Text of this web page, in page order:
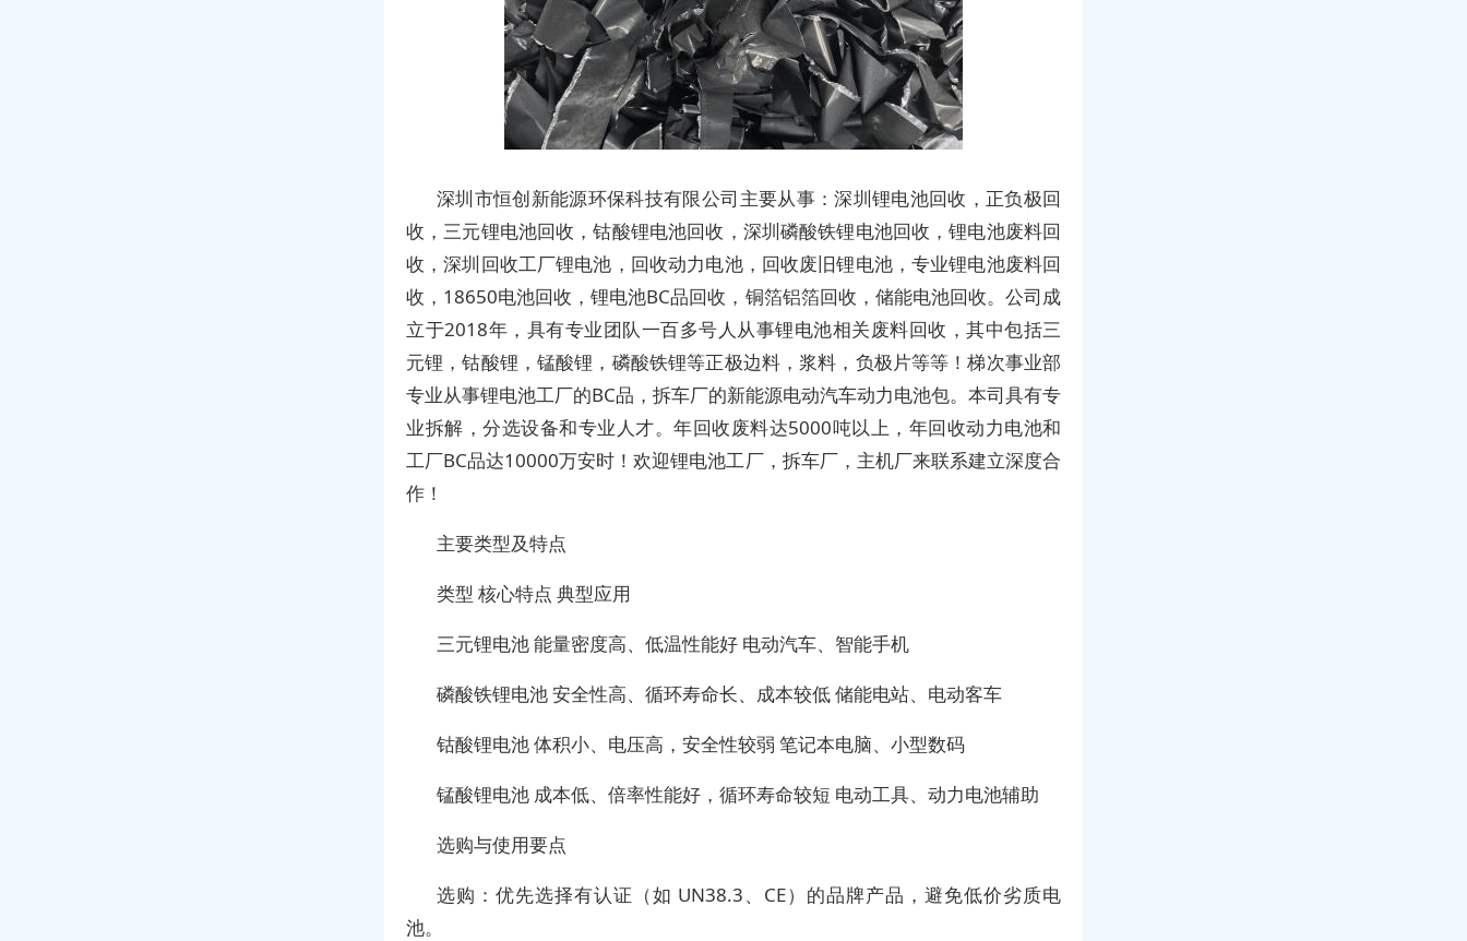
深圳市恒创新能源环保科技有限公司主要从事：深圳锂电池回收，正负极回
收，三元锂电池回收，钴酸锂电池回收，深圳磷酸铁锂电池回收，锂电池废料回
收，深圳回收工厂锂电池，回收动力电池，回收废旧锂电池，专业锂电池废料回
收，18650电池回收，锂电池BC品回收，铜箔铝箔回收，储能电池回收。公司成
立于2018年，具有专业团队一百多号人从事锂电池相关废料回收，其中包括三
元锂，钴酸锂，锰酸锂，磷酸铁锂等正极边料，浆料，负极片等等！梯次事业部
专业从事锂电池工厂的BC品，拆车厂的新能源电动汽车动力电池包。本司具有专
业拆解，分选设备和专业人才。年回收废料达5000吨以上，年回收动力电池和
工厂BC品达10000万安时！欢迎锂电池工厂，拆车厂，主机厂来联系建立深度合
作！
主要类型及特点
类型 核心特点 典型应用
三元锂电池 能量密度高、低温性能好 电动汽车、智能手机
磷酸铁锂电池 安全性高、循环寿命长、成本较低 储能电站、电动客车
钴酸锂电池 体积小、电压高，安全性较弱 笔记本电脑、小型数码
锰酸锂电池 成本低、倍率性能好，循环寿命较短 电动工具、动力电池辅助
选购与使用要点
选购：优先选择有认证（如 UN38.3、CE）的品牌产品，避免低价劣质电
池。